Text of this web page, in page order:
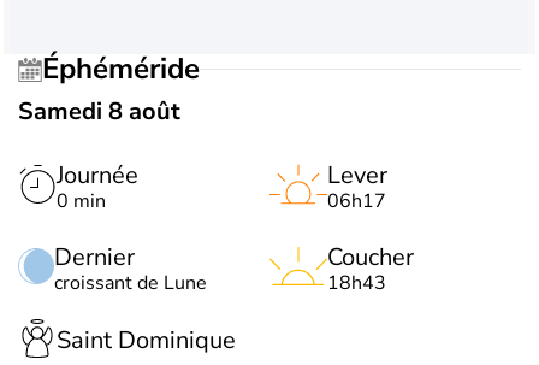
Éphéméride
Samedi 8 août
Journée
0 min
Dernier
croissant de Lune
Lever
06h17
Coucher
18h43
Saint Dominique